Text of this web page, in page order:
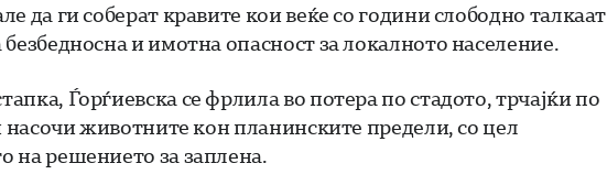
да ги соберат кравите кои веќе со години слободно талкаат
и имотна опасност за локалното население.
Ѓорѓиевска се фрлила во потера по стадото, трчајќи по
насочи животните кон планинските предели, со цел
на решението за заплена.